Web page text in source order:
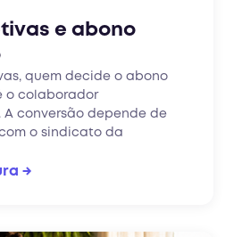
e abono
quem decide o abono
o colaborador
conversão depende de
o sindicato da
→